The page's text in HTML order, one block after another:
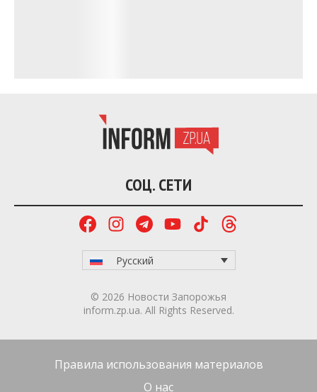
СОЦ. СЕТИ
Русский
© 2026 Новости Запорожья
inform.zp.ua. All Rights Reserved.
Правила использования материалов
О нас